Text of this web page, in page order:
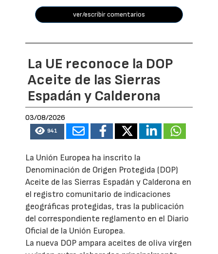
ver/escribir comentarios
La UE reconoce la DOP
Aceite de las Sierras
Espadán y Calderona
03/08/2026
941
La Unión Europea ha inscrito la
Denominación de Origen Protegida (DOP)
Aceite de las Sierras Espadán y Calderona en
el registro comunitario de indicaciones
geográficas protegidas, tras la publicación
del correspondiente reglamento en el Diario
Oficial de la Unión Europea.
La nueva DOP ampara aceites de oliva virgen